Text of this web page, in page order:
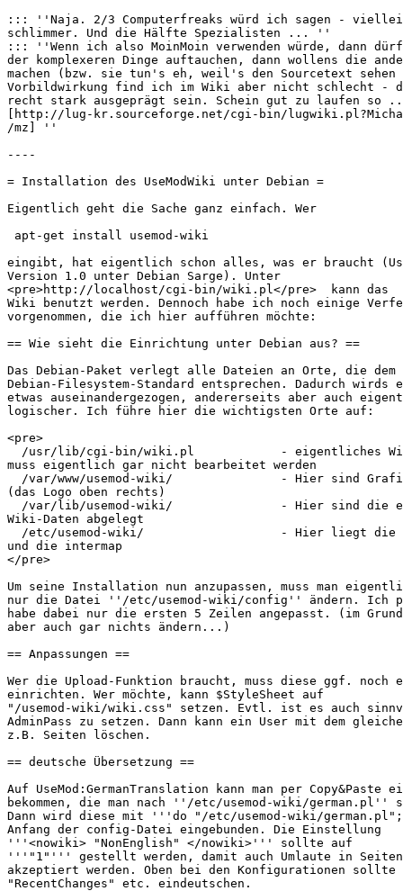
::: ''Naja. 2/3 Computerfreaks würd ich sagen -
schlimmer. Und die Hälfte Spezialisten ... ''
::: ''Wenn ich also MoinMoin verwenden würde, dann
der komplexeren Dinge auftauchen, dann wollens die
machen (bzw. sie tun's eh, weil's den Sourcetext sehen
Vorbildwirkung find ich im Wiki aber nicht schlecht -
recht stark ausgeprägt sein. Schein gut zu laufen so
[http://lug-kr.sourceforge.net/cgi-bin/
/mz] ''
----
= Installation des UseModWiki unter Debian =
Eigentlich geht die Sache ganz einfach. Wer
apt-get install usemod-wiki
eingibt, hat eigentlich schon alles, was er braucht
Version 1.0 unter Debian Sarge). Unter
<pre>http://localhost/cgi-bin/wiki.pl</pre>  kann das
Wiki benutzt werden. Dennoch habe ich noch einige
vorgenommen, die ich hier aufführen möchte:
== Wie sieht die Einrichtung unter Debian aus? ==
Das Debian-Paket verlegt alle Dateien an Orte, die dem
Debian-Filesystem-Standard entsprechen. Dadurch wirds
etwas auseinandergezogen, andererseits aber auch
logischer. Ich führe hier die wichtigsten Orte auf:
<pre>
/usr/lib/cgi-bin/wiki.pl            - eigentliches
muss eigentlich gar nicht bearbeitet werden
/var/www/usemod-wiki/               - Hier sind
(das Logo oben rechts)
/var/lib/usemod-wiki/               - Hier sind die
Wiki-Daten abgelegt
/etc/usemod-wiki/                   - Hier liegt die
und die intermap
</pre>
Um seine Installation nun anzupassen, muss man
nur die Datei ''/etc/usemod-wiki/config'' ändern. Ich
habe dabei nur die ersten 5 Zeilen angepasst. (im
aber auch gar nichts ändern...)
== Anpassungen ==
Wer die Upload-Funktion braucht, muss diese ggf. noch
einrichten. Wer möchte, kann $StyleSheet auf
"/usemod-wiki/wiki.css" setzen. Evtl. ist es auch
AdminPass zu setzen. Dann kann ein User mit dem
z.B. Seiten löschen.
== deutsche Übersetzung ==
Auf UseMod:GermanTranslation kann man per Copy&Paste
bekommen, die man nach ''/etc/usemod-wiki/german.pl''
Dann wird diese mit '''do "/etc/usemod-wiki/
Anfang der config-Datei eingebunden. Die Einstellung
'''<nowiki> "NonEnglish" </nowiki>''' sollte auf
'''"1"''' gestellt werden, damit auch Umlaute in
akzeptiert werden. Oben bei den Konfigurationen sollte
"RecentChanges" etc. eindeutschen.